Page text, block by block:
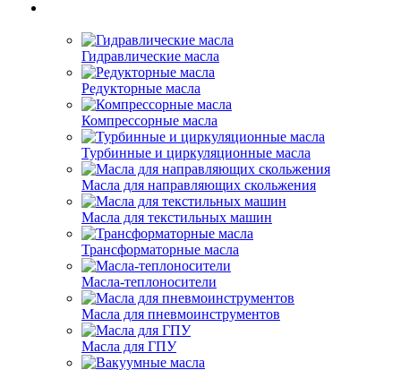
Гидравлические масла
Редукторные масла
Компрессорные масла
Турбинные и циркуляционные масла
Масла для направляющих скольжения
Масла для текстильных машин
Трансформаторные масла
Масла-теплоносители
Масла для пневмоинструментов
Масла для ГПУ